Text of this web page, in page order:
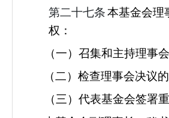
第二十七条本基金会理
权：
（一）召集和主持理事
（二）检查理事会决议
（三）代表基金会签署